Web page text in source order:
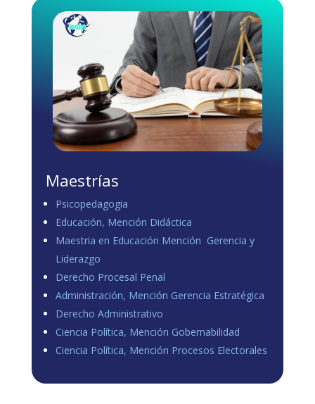
Maestrías
Psicopedagogia
Educación, Mención Didáctica
Maestria en Educación Mención Gerencia y
Liderazgo
Derecho Procesal Penal
Administración, Mención Gerencia Estratégica
Derecho Administrativo
Ciencia Política, Mención Gobernabilidad
Ciencia Política, Mención Procesos Electorales